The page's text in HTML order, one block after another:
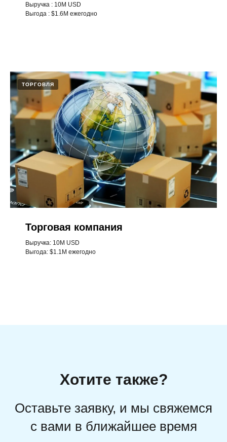
Выручка : 10M USD
Выгода : $1.6M ежегодно
ТОРГОВЛЯ
Торговая компания
Выручка: 10M USD
Выгода: $1.1M ежегодно
Хотите также?
Оставьте заявку, и мы свяжемся
с вами в ближайшее время